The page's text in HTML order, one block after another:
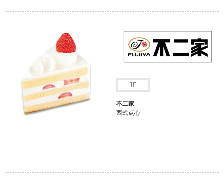
不二家
西式点心